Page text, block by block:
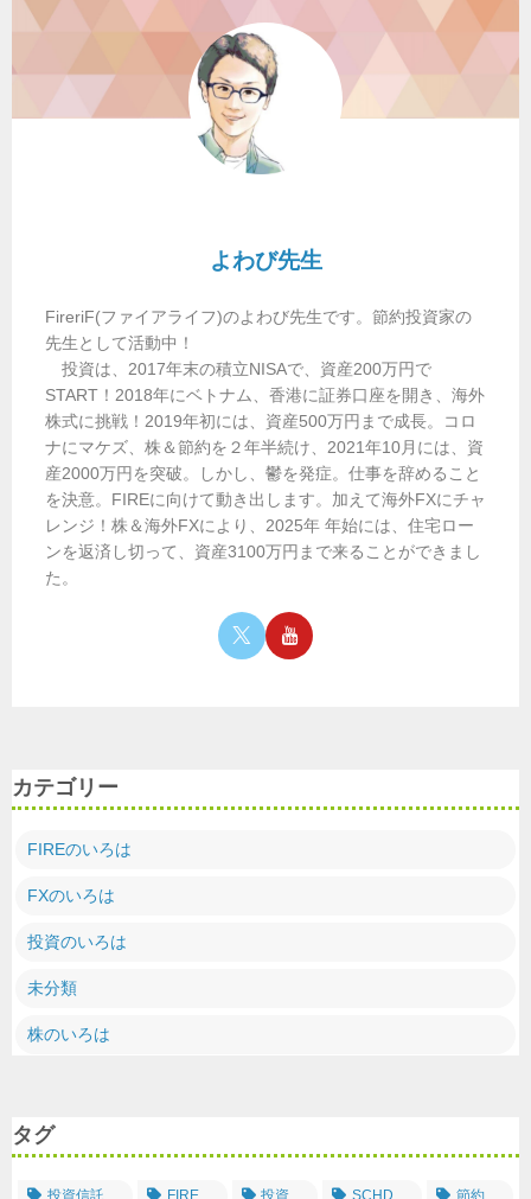
よわび先生
FireriF(ファイアライフ)のよわび先生です。節約投資家の
先生として活動中！
投資は、2017年末の積立NISAで、資産200万円で
START！2018年にベトナム、香港に証券口座を開き、海外
株式に挑戦！2019年初には、資産500万円まで成長。コロ
ナにマケズ、株＆節約を２年半続け、2021年10月には、資
産2000万円を突破。しかし、鬱を発症。仕事を辞めること
を決意。FIREに向けて動き出します。加えて海外FXにチャ
レンジ！株＆海外FXにより、2025年 年始には、住宅ロー
ンを返済し切って、資産3100万円まで来ることができまし
た。
カテゴリー
FIREのいろは
FXのいろは
投資のいろは
未分類
株のいろは
タグ